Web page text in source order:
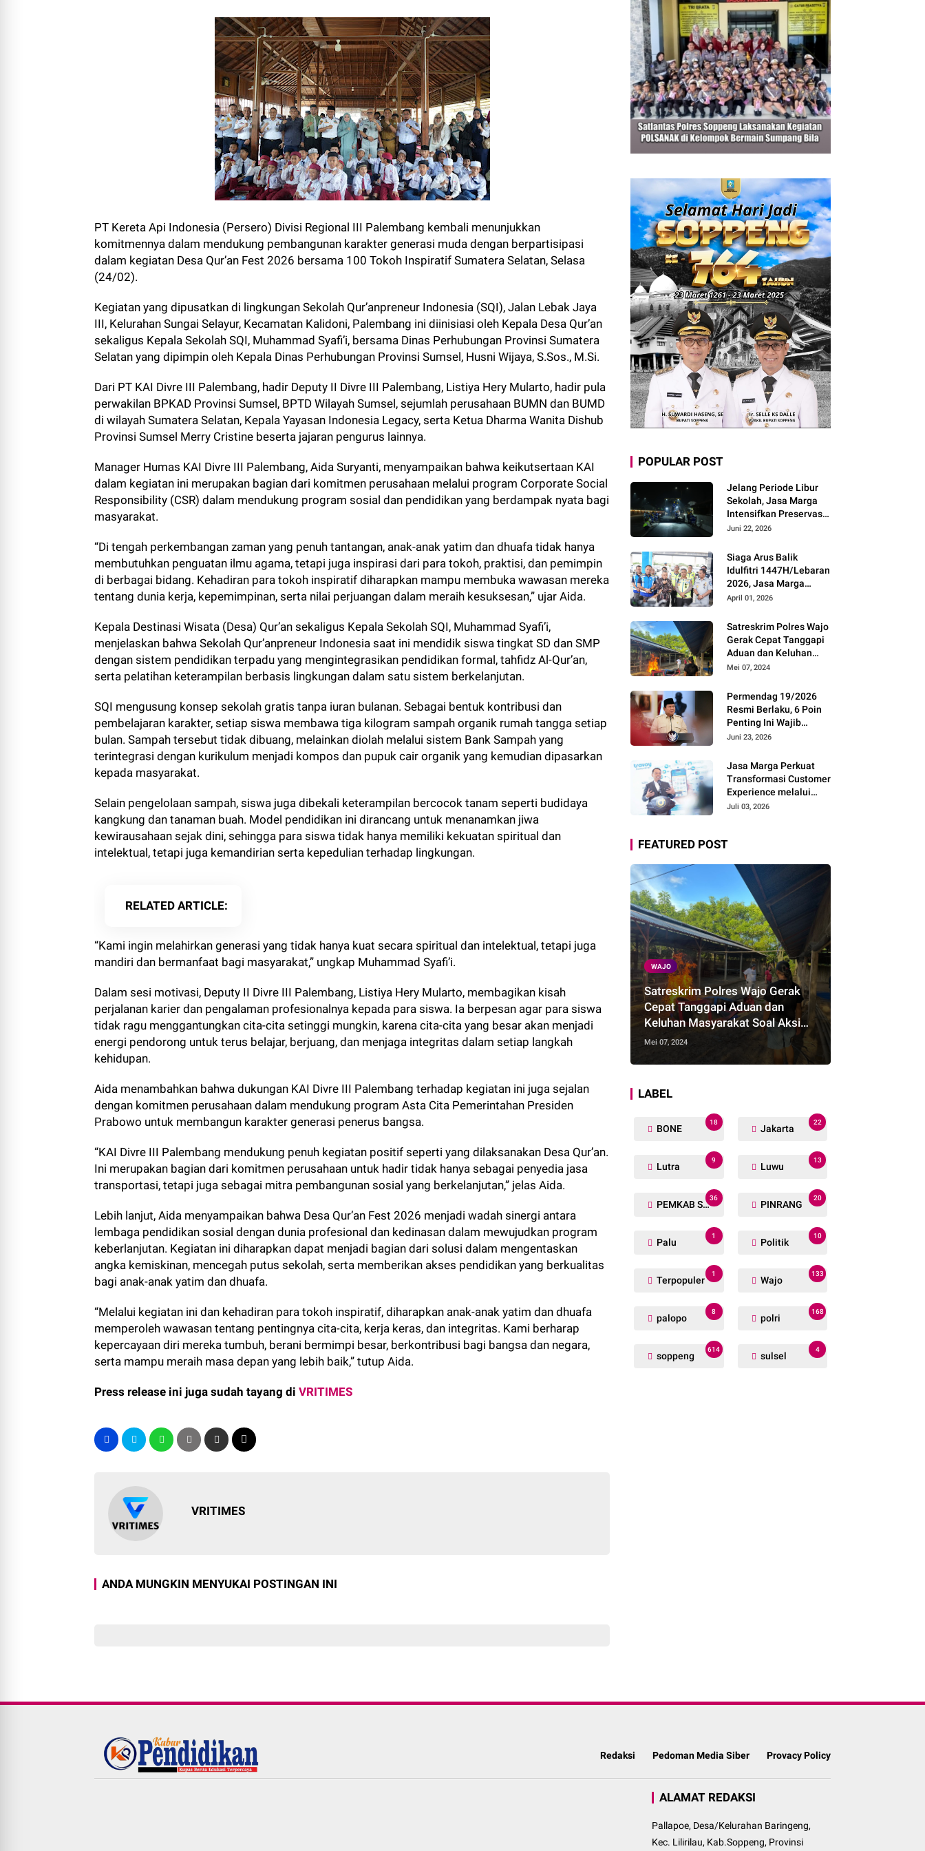
PT Kereta Api Indonesia (Persero) Divisi Regional III Palembang kembali menunjukkan
komitmennya dalam mendukung pembangunan karakter generasi muda dengan berpartisipasi
dalam kegiatan Desa Qur’an Fest 2026 bersama 100 Tokoh Inspiratif Sumatera Selatan, Selasa
(24/02).
Kegiatan yang dipusatkan di lingkungan Sekolah Qur’anpreneur Indonesia (SQI), Jalan Lebak Jaya
III, Kelurahan Sungai Selayur, Kecamatan Kalidoni, Palembang ini diinisiasi oleh Kepala Desa Qur’an
sekaligus Kepala Sekolah SQI, Muhammad Syafi’i, bersama Dinas Perhubungan Provinsi Sumatera
Selatan yang dipimpin oleh Kepala Dinas Perhubungan Provinsi Sumsel, Husni Wijaya, S.Sos., M.Si.
Dari PT KAI Divre III Palembang, hadir Deputy II Divre III Palembang, Listiya Hery Mularto, hadir pula
perwakilan BPKAD Provinsi Sumsel, BPTD Wilayah Sumsel, sejumlah perusahaan BUMN dan BUMD
di wilayah Sumatera Selatan, Kepala Yayasan Indonesia Legacy, serta Ketua Dharma Wanita Dishub
Provinsi Sumsel Merry Cristine beserta jajaran pengurus lainnya.
Manager Humas KAI Divre III Palembang, Aida Suryanti, menyampaikan bahwa keikutsertaan KAI
dalam kegiatan ini merupakan bagian dari komitmen perusahaan melalui program Corporate Social
Responsibility (CSR) dalam mendukung program sosial dan pendidikan yang berdampak nyata bagi
masyarakat.
“Di tengah perkembangan zaman yang penuh tantangan, anak-anak yatim dan dhuafa tidak hanya
membutuhkan penguatan ilmu agama, tetapi juga inspirasi dari para tokoh, praktisi, dan pemimpin
di berbagai bidang. Kehadiran para tokoh inspiratif diharapkan mampu membuka wawasan mereka
tentang dunia kerja, kepemimpinan, serta nilai perjuangan dalam meraih kesuksesan,” ujar Aida.
Kepala Destinasi Wisata (Desa) Qur’an sekaligus Kepala Sekolah SQI, Muhammad Syafi’i,
menjelaskan bahwa Sekolah Qur’anpreneur Indonesia saat ini mendidik siswa tingkat SD dan SMP
dengan sistem pendidikan terpadu yang mengintegrasikan pendidikan formal, tahfidz Al-Qur’an,
serta pelatihan keterampilan berbasis lingkungan dalam satu sistem berkelanjutan.
SQI mengusung konsep sekolah gratis tanpa iuran bulanan. Sebagai bentuk kontribusi dan
pembelajaran karakter, setiap siswa membawa tiga kilogram sampah organik rumah tangga setiap
bulan. Sampah tersebut tidak dibuang, melainkan diolah melalui sistem Bank Sampah yang
terintegrasi dengan kurikulum menjadi kompos dan pupuk cair organik yang kemudian dipasarkan
kepada masyarakat.
Selain pengelolaan sampah, siswa juga dibekali keterampilan bercocok tanam seperti budidaya
kangkung dan tanaman buah. Model pendidikan ini dirancang untuk menanamkan jiwa
kewirausahaan sejak dini, sehingga para siswa tidak hanya memiliki kekuatan spiritual dan
intelektual, tetapi juga kemandirian serta kepedulian terhadap lingkungan.
RELATED ARTICLE
“Kami ingin melahirkan generasi yang tidak hanya kuat secara spiritual dan intelektual, tetapi juga
mandiri dan bermanfaat bagi masyarakat,” ungkap Muhammad Syafi’i.
Dalam sesi motivasi, Deputy II Divre III Palembang, Listiya Hery Mularto, membagikan kisah
perjalanan karier dan pengalaman profesionalnya kepada para siswa. Ia berpesan agar para siswa
tidak ragu menggantungkan cita-cita setinggi mungkin, karena cita-cita yang besar akan menjadi
energi pendorong untuk terus belajar, berjuang, dan menjaga integritas dalam setiap langkah
kehidupan.
Aida menambahkan bahwa dukungan KAI Divre III Palembang terhadap kegiatan ini juga sejalan
dengan komitmen perusahaan dalam mendukung program Asta Cita Pemerintahan Presiden
Prabowo untuk membangun karakter generasi penerus bangsa.
“KAI Divre III Palembang mendukung penuh kegiatan positif seperti yang dilaksanakan Desa Qur’an.
Ini merupakan bagian dari komitmen perusahaan untuk hadir tidak hanya sebagai penyedia jasa
transportasi, tetapi juga sebagai mitra pembangunan sosial yang berkelanjutan,” jelas Aida.
Lebih lanjut, Aida menyampaikan bahwa Desa Qur’an Fest 2026 menjadi wadah sinergi antara
lembaga pendidikan sosial dengan dunia profesional dan kedinasan dalam mewujudkan program
keberlanjutan. Kegiatan ini diharapkan dapat menjadi bagian dari solusi dalam mengentaskan
angka kemiskinan, mencegah putus sekolah, serta memberikan akses pendidikan yang berkualitas
bagi anak-anak yatim dan dhuafa.
“Melalui kegiatan ini dan kehadiran para tokoh inspiratif, diharapkan anak-anak yatim dan dhuafa
memperoleh wawasan tentang pentingnya cita-cita, kerja keras, dan integritas. Kami berharap
kepercayaan diri mereka tumbuh, berani bermimpi besar, berkontribusi bagi bangsa dan negara,
serta mampu meraih masa depan yang lebih baik,” tutup Aida.
Press release ini juga sudah tayang di VRITIMES
VRITIMES
ANDA MUNGKIN MENYUKAI POSTINGAN INI
POPULAR POST
Jelang Periode Libur
Sekolah, Jasa Marga
Intensifkan Preservasi
Rutin Jalan Tol untuk
Keamanan dan
Kenyamanan
Perjalanan
Juni 22, 2026
Siaga Arus Balik
Idulfitri 1447H/Lebaran
2026, Jasa Marga
Pastikan Kesiapan
Pemudik Gunakan Rest
Area Alternatif
April 01, 2026
Satreskrim Polres Wajo
Gerak Cepat Tanggapi
Aduan dan Keluhan
Masyarakat Soal Aksi
Mei 07, 2024
Permendag 19/2026
Resmi Berlaku, 6 Poin
Penting Ini Wajib
Diketahui Pengusaha
Juni 23, 2026
Jasa Marga Perkuat
Transformasi Customer
Experience melalui
Expert Sharing Session
Juli 03, 2026
FEATURED POST
WAJO
Satreskrim Polres Wajo Gerak
Cepat Tanggapi Aduan dan
Keluhan Masyarakat Soal Aksi
Perjudian
Mei 07, 2024
LABEL
BONE
18
Jakarta
22
Lutra
9
Luwu
13
PEMKAB SOPPENG
36
PINRANG
20
Palu
1
Politik
10
Terpopuler
1
Wajo
133
palopo
8
polri
168
soppeng
614
sulsel
4
Redaksi Pedoman Media Siber Provacy Policy
ALAMAT REDAKSI
Pallapoe, Desa/Kelurahan Baringeng,
Kec. Lilirilau, Kab.Soppeng, Provinsi